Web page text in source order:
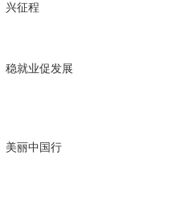
兴征程
稳就业促发展
美丽中国行